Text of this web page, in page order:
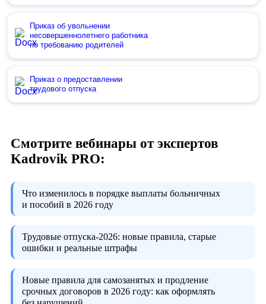
Приказ об увольнении
несовершеннолетнего работника
по требованию родителей
Приказ о предоставлении
трудового отпуска
Смотрите вебинары от экспертов
Kadrovik PRO:
Что изменилось в порядке выплаты больничных
и пособий в 2026 году
Трудовые отпуска-2026: новые правила, старые
ошибки и реальные штрафы
Новые правила для самозанятых и продление
срочных договоров в 2026 году: как оформлять